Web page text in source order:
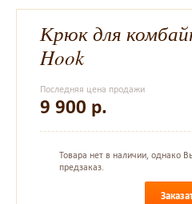
Крюк для
Hook
Последняя цена продажи
9 900 р.
Товара нет в наличии, однако
предзаказ.